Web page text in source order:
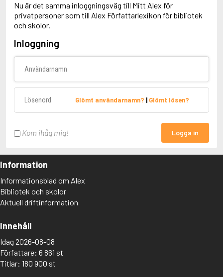
Nu är det samma inloggningsväg till Mitt Alex för
privatpersoner som till Alex Författarlexikon för bibliotek
och skolor.
Inloggning
Glömt användarnamn? | Glömt lösen?
Kom ihåg mig! Logga in
Information
Informationsblad om Alex
Bibliotek och skolor
Aktuell driftinformation
Innehåll
Idag 2026-08-08
Författare: 6 861 st
Titlar: 180 900 st